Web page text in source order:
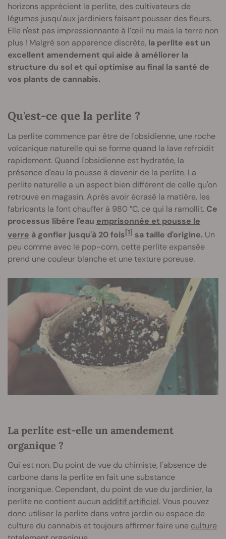
horizons apprécient la perlite, des cultivateurs de
légumes jusqu'aux jardiniers faisant pousser des fleurs.
Elle n'est pas impressionnante à l’œil nu mais la terre non
plus ! Malgré son apparence discrète, la perlite est un
excellent amendement qui aide à améliorer la
structure du sol et qui optimise au final la santé de
vos plants de cannabis.
Qu'est-ce que la perlite ?
La perlite commence par être de l'obsidienne, une roche
volcanique naturelle qui se forme quand la lave refroidit
rapidement. Quand l'obsidienne est hydratée, la
présence d'eau la pousse à devenir de la perlite. La
perlite naturelle a un aspect bien différent de celle qu'on
retrouve en magasin. Après avoir écrasé la matière, les
fabricants la font chauffer à 980 °C, ce qui la ramollit. Ce
processus libère l'eau emprisonnée et pousse le
verre à gonfler jusqu'à 20 fois[1] sa taille d'origine. Un
peu comme avec le pop-corn, cette perlite expansée
prend une couleur blanche et une texture poreuse.
La perlite est-elle un amendement
organique ?
Oui est non. Du point de vue du chimiste, l'absence de
carbone dans la perlite en fait une substance
inorganique. Cependant, du point de vue du jardinier, la
perlite ne contient aucun additif artificiel. Vous pouvez
donc utiliser la perlite dans votre jardin ou espace de
culture du cannabis et toujours affirmer faire une culture